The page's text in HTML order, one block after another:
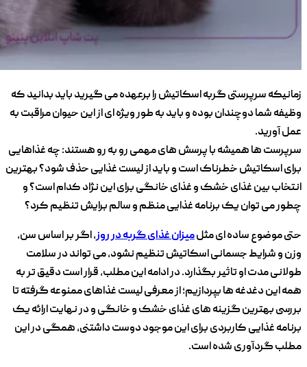
زمانیکه سرپرستی گربه اسکاتیش را برعهده می گیرید باید بدانید که
وظیفه شما دوچندان بوده و باید به طور ویژه ای از این حیوان مراقبت به
عمل آورید.
سرپرست ‌ها همیشه با پرسش ‌های مهمی رو به ‌رو هستند: چه غذاهایی
برای اسکاتیش خطرناک است و باید از لیست غذایی حذف شود؟ بهترین
انتخاب بین غذای خشک و غذای خانگی برای این نژاد کدام است؟ و
چطور می ‌توان یک برنامه غذایی منظم و سالم برایش تنظیم کرد؟
حتی موضوع ساده ‌ای مثلمیزان غذای گربه در روز، اگر بر اساس سن،
وزن و شرایط جسمانی اسکاتیش تنظیم نشود، می‌ تواند در سلامت
طولانی ‌مدت او تاثیر بگذارد. در ادامه این مطلب، قرار است دقیق ‌تر به
همه این دغدغه ‌ها بپردازیم؛ از معرفی لیست غذاهای ممنوعه گرفته تا
بررسی بهترین گزینه ‌های غذای خشک و خانگی و در نهایت ارائه یک
برنامه غذایی کاربردی برای این موجود دوست ‌داشتنی، همگی در این
مطلب گردآوری شده است.